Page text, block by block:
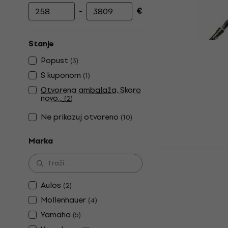
Najniža cijena
- Najviša cijena
€
Stanje
Popust (3)
S kuponom (1)
Otvorena ambalaža, Skoro
novo...(2)
Ne prikazuj otvoreno (10)
Marka
Aulos (2)
Mollenhauer (4)
Yamaha (5)